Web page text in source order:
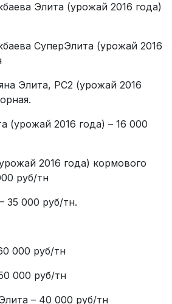
Элита (урожай 2016 года)
СуперЭлита (урожай 2016
Элита, РС2 (урожай 2016
(урожай 2016 года) – 16 000
2016 года) кормового
руб/тн
35 000 руб/тн.
000 руб/тн
000 руб/тн
– 40 000 руб/тн